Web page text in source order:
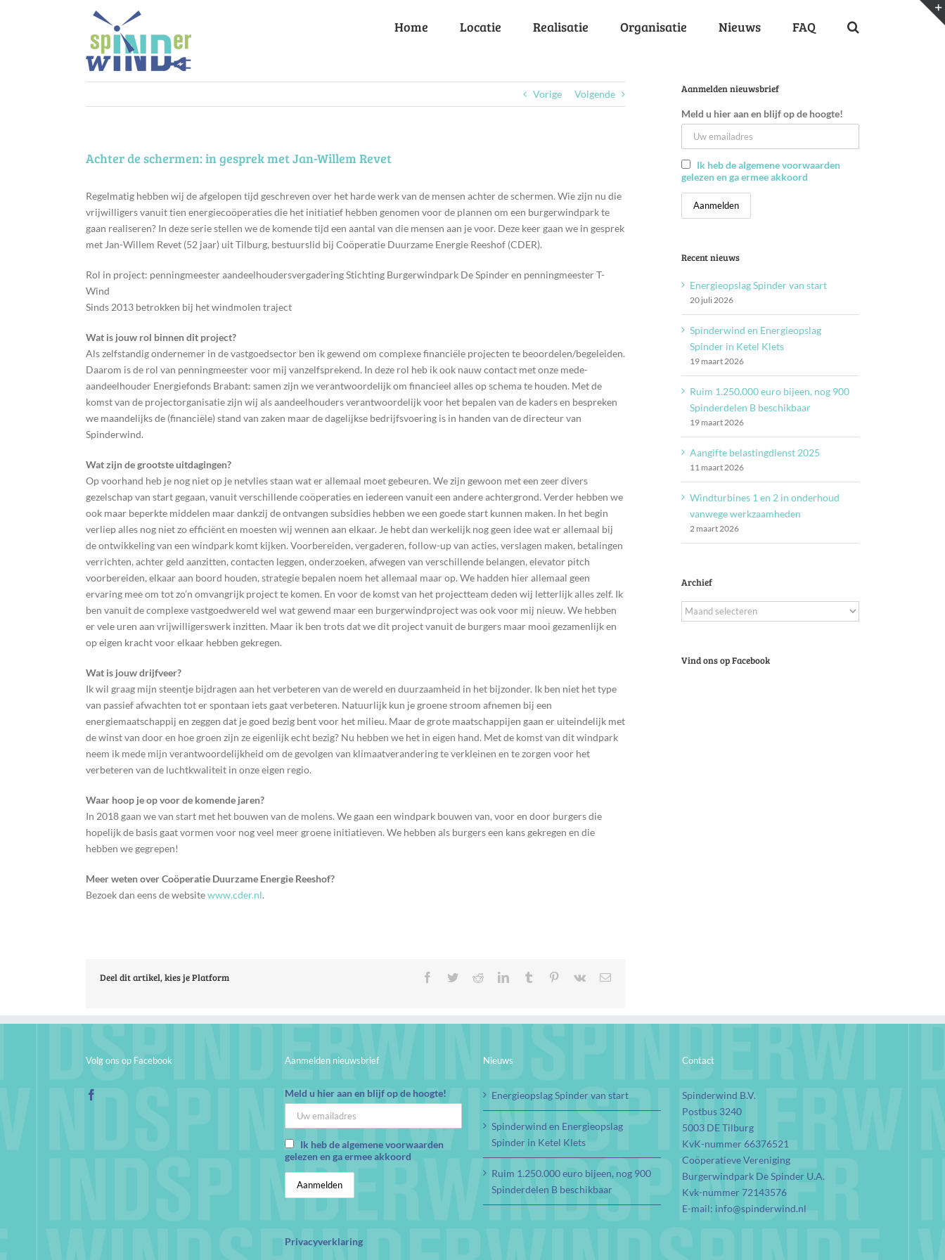
Home Locatie Realisatie Organisatie Nieuws FAQ
Vorige Volgende
Achter de schermen: in gesprek met Jan-Willem Revet
Regelmatig hebben wij de afgelopen tijd geschreven over het harde werk van de mensen achter de schermen. Wie zijn nu die
vrijwilligers vanuit tien energiecoöperaties die het initiatief hebben genomen voor de plannen om een burgerwindpark te
gaan realiseren? In deze serie stellen we de komende tijd een aantal van die mensen aan je voor. Deze keer gaan we in gesprek
met Jan-Willem Revet (52 jaar) uit Tilburg, bestuurslid bij Coöperatie Duurzame Energie Reeshof (CDER).
Rol in project: penningmeester aandeelhoudersvergadering Stichting Burgerwindpark De Spinder en penningmeester T-
Wind
Sinds 2013 betrokken bij het windmolen traject
Wat is jouw rol binnen dit project?
Als zelfstandig ondernemer in de vastgoedsector ben ik gewend om complexe financiële projecten te beoordelen/begeleiden.
Daarom is de rol van penningmeester voor mij vanzelfsprekend. In deze rol heb ik ook nauw contact met onze mede-
aandeelhouder Energiefonds Brabant: samen zijn we verantwoordelijk om financieel alles op schema te houden. Met de
komst van de projectorganisatie zijn wij als aandeelhouders verantwoordelijk voor het bepalen van de kaders en bespreken
we maandelijks de (financiële) stand van zaken maar de dagelijkse bedrijfsvoering is in handen van de directeur van
Spinderwind.
Wat zijn de grootste uitdagingen?
Op voorhand heb je nog niet op je netvlies staan wat er allemaal moet gebeuren. We zijn gewoon met een zeer divers
gezelschap van start gegaan, vanuit verschillende coöperaties en iedereen vanuit een andere achtergrond. Verder hebben we
ook maar beperkte middelen maar dankzij de ontvangen subsidies hebben we een goede start kunnen maken. In het begin
verliep alles nog niet zo efficiënt en moesten wij wennen aan elkaar. Je hebt dan werkelijk nog geen idee wat er allemaal bij
de ontwikkeling van een windpark komt kijken. Voorbereiden, vergaderen, follow-up van acties, verslagen maken, betalingen
verrichten, achter geld aanzitten, contacten leggen, onderzoeken, afwegen van verschillende belangen, elevator pitch
voorbereiden, elkaar aan boord houden, strategie bepalen noem het allemaal maar op. We hadden hier allemaal geen
ervaring mee om tot zo’n omvangrijk project te komen. En voor de komst van het projectteam deden wij letterlijk alles zelf. Ik
ben vanuit de complexe vastgoedwereld wel wat gewend maar een burgerwindproject was ook voor mij nieuw. We hebben
er vele uren aan vrijwilligerswerk inzitten. Maar ik ben trots dat we dit project vanuit de burgers maar mooi gezamenlijk en
op eigen kracht voor elkaar hebben gekregen.
Wat is jouw drijfveer?
Ik wil graag mijn steentje bijdragen aan het verbeteren van de wereld en duurzaamheid in het bijzonder. Ik ben niet het type
van passief afwachten tot er spontaan iets gaat verbeteren. Natuurlijk kun je groene stroom afnemen bij een
energiemaatschappij en zeggen dat je goed bezig bent voor het milieu. Maar de grote maatschappijen gaan er uiteindelijk met
de winst van door en hoe groen zijn ze eigenlijk echt bezig? Nu hebben we het in eigen hand. Met de komst van dit windpark
neem ik mede mijn verantwoordelijkheid om de gevolgen van klimaatverandering te verkleinen en te zorgen voor het
verbeteren van de luchtkwaliteit in onze eigen regio.
Waar hoop je op voor de komende jaren?
In 2018 gaan we van start met het bouwen van de molens. We gaan een windpark bouwen van, voor en door burgers die
hopelijk de basis gaat vormen voor nog veel meer groene initiatieven. We hebben als burgers een kans gekregen en die
hebben we gegrepen!
Meer weten over Coöperatie Duurzame Energie Reeshof?
Bezoek dan eens de websitewww.cder.nl.
Deel dit artikel, kies je Platform Facebook
TwitterRedditLinkedInTumblr Pinterest
Vk
E-
Aanmelden nieuwsbrief
Meld u hier aan en blijf op de hoogte!
Ik heb de algemene voorwaarden
gelezen en ga ermee akkoord
Recent nieuws
Energieopslag Spinder van start
20 juli 2026
Spinderwind en Energieopslag
Spinder in Ketel Klets
19 maart 2026
Ruim 1.250.000 euro bijeen, nog 900
Spinderdelen B beschikbaar
19 maart 2026
Aangifte belastingdienst 2025
11 maart 2026
Windturbines 1 en 2 in onderhoud
vanwege werkzaamheden
2 maart 2026
Archief
Archief
Vind ons op Facebook
Volg ons op Facebook Aanmelden nieuwsbrief
Meld u hier aan en blijf op de hoogte!
Ik heb de algemene voorwaarden
gelezen en ga ermee akkoord
Privacyverklaring
Nieuws
Energieopslag Spinder van start
Spinderwind en Energieopslag
Spinder in Ketel Klets
Ruim 1.250.000 euro bijeen, nog 900
Spinderdelen B beschikbaar
Contact
Spinderwind B.V.
Postbus 3240
5003 DE Tilburg
KvK-nummer 66376521
Coöperatieve Vereniging
Burgerwindpark De Spinder U.A.
Kvk-nummer 72143576
E-mail: info@spinderwind.nl